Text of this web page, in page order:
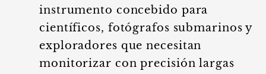
instrumento concebido para
científicos, fotógrafos submarinos y
exploradores que necesitan
monitorizar con precisión largas